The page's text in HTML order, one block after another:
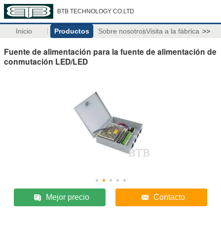
BTB TECHNOLOGY CO.LTD
Inicio Productos Sobre nosotrosVisita a la fábrica >>
Fuente de alimentación para la fuente de alimentación de
conmutación LED/LED
Mejor precio Contacto